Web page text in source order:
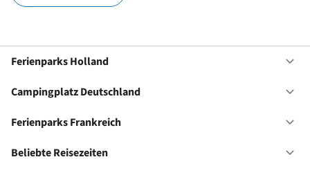
Ferienparks Holland
Campingplatz Deutschland
Ferienparks Frankreich
Beliebte Reisezeiten